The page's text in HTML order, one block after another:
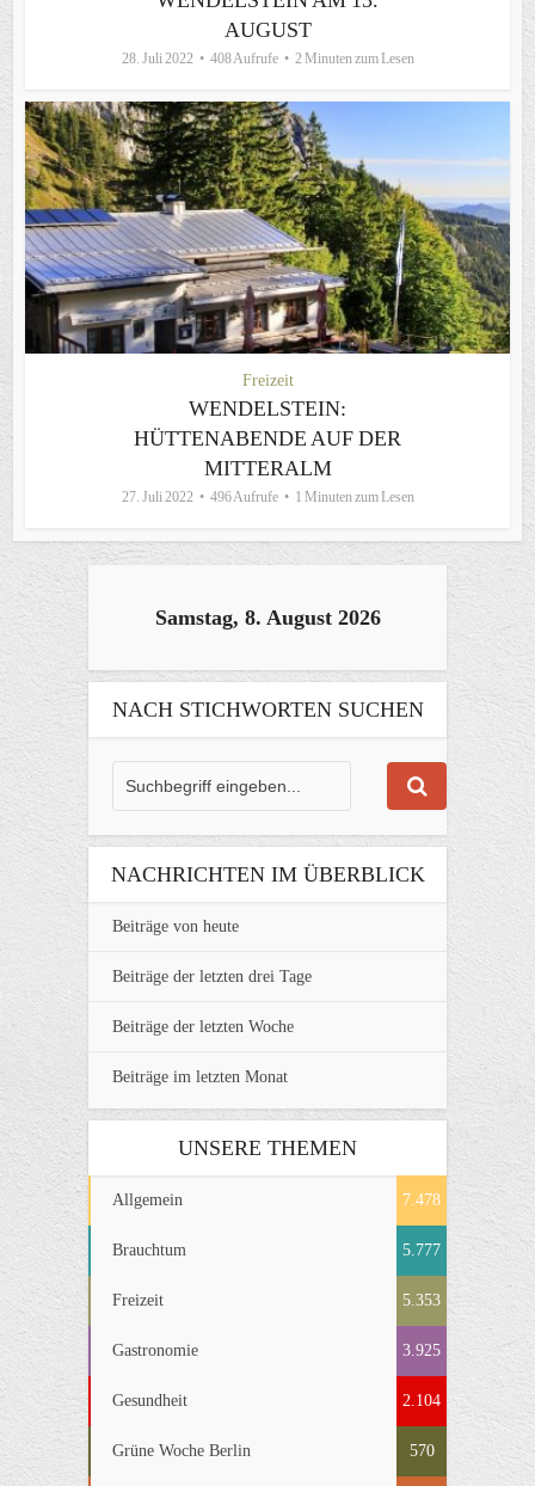
AUGUST
28. Juli 2022 408 Aufrufe 2 Minuten zum Lesen
Freizeit
WENDELSTEIN:
HÜTTENABENDE AUF DER
MITTERALM
27. Juli 2022 496 Aufrufe 1 Minuten zum Lesen
Samstag, 8. August 2026
NACH STICHWORTEN SUCHEN
NACHRICHTEN IM ÜBERBLICK
Beiträge von heute
Beiträge der letzten drei Tage
Beiträge der letzten Woche
Beiträge im letzten Monat
UNSERE THEMEN
Allgemein 7.478
Brauchtum 5.777
Freizeit 5.353
Gastronomie 3.925
Gesundheit 2.104
Grüne Woche Berlin 570